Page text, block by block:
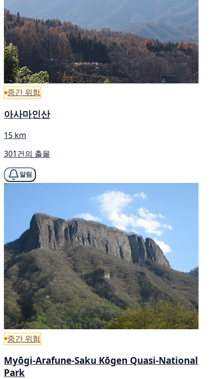
중간 위험
아사마인산
15 km
301건의 출몰
알림
중간 위험
Myōgi-Arafune-Saku Kōgen Quasi-National
Park